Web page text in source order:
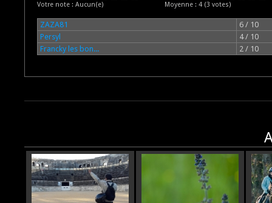
Votre note : Aucun(e) Moyenne : 4 (3 votes)
ZAZA81
6 / 10
Persyl
4 / 10
Francky les bon...
2 / 10